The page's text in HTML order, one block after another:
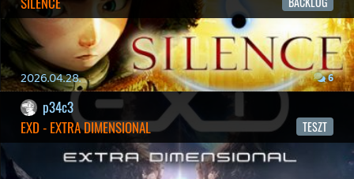
2026.03.29. 2
liquid
MINDEN IDŐK LEGJOBB INTRÓI #2
2026.03.27.
liquid
MINDEN IDŐK LEGJOBB INTRÓI #1